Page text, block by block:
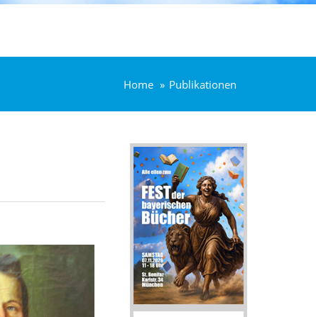
Home Publikationen